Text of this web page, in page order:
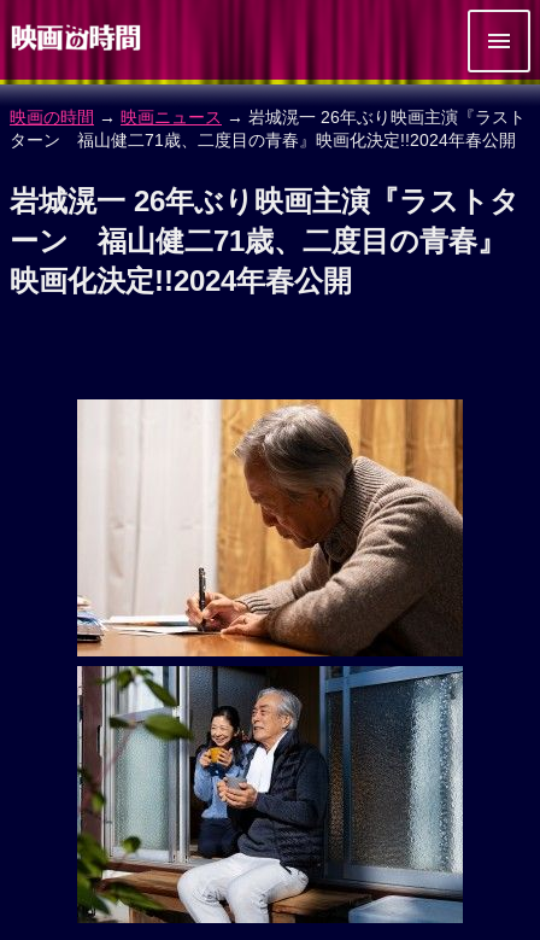
映画の時間 → 映画ニュース → 岩城滉一 26年ぶり映画主演『ラスト
ターン 福山健二71歳、二度目の青春』映画化決定!!2024年春公開
岩城滉一 26年ぶり映画主演『ラストタ
ーン 福山健二71歳、二度目の青春』
映画化決定!!2024年春公開